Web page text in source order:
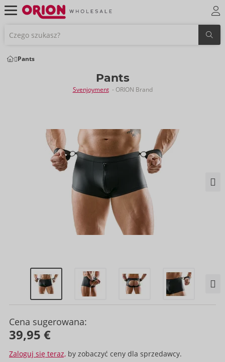
Pants
Pants
Svenjoyment - ORION Brand
Cena sugerowana:
39,95 €
Zaloguj się teraz, by zobaczyć ceny dla sprzedawcy.